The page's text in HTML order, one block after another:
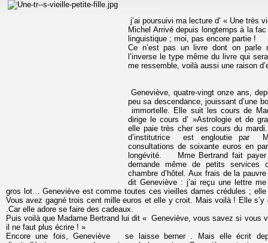
j’ai poursuivi ma lecture d’ « Une très
Michel Arrivé depuis longtemps à la
linguistique ; moi, pas encore partie !
Ce n’est pas un livre dont on parle
l’inverse le type même du livre qui
me ressemble, voilà aussi une raison
Geneviève, quatre-vingt onze ans,
peu sa descendance, jouissant d’une
immortelle. Elle suit les cours de
dirige le cours d’ »Astrologie et de
elle paie très cher ses cours du
d’institutrice est engloutie par
consultations de soixante euros en
longévité. Mme Bertrand fait
demande même de petits services
chambre d’hôtel. Aux frais de la
dit Geneviève : j’ai reçu une lettre
gros lot… Geneviève est comme toutes ces vieilles dames crédules ;
Vous avez gagné trois cent mille euros et elle y croit. Mais voilà ! Elle
.Car elle adore se faire des cadeaux.
Puis voilà que Madame Bertrand lui dit « Geneviève, vous savez si vous
il ne faut plus écrire ! »
Encore une fois, Geneviève se laisse berner . Mais elle écrit